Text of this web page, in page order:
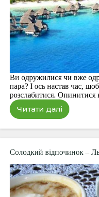
Ви одружилися чи вже
пара? І ось настав час,
розслабитися.
Читати далі
Найкращі
місць
для
відпочинку
2017
року
Солодкий відпочинок –